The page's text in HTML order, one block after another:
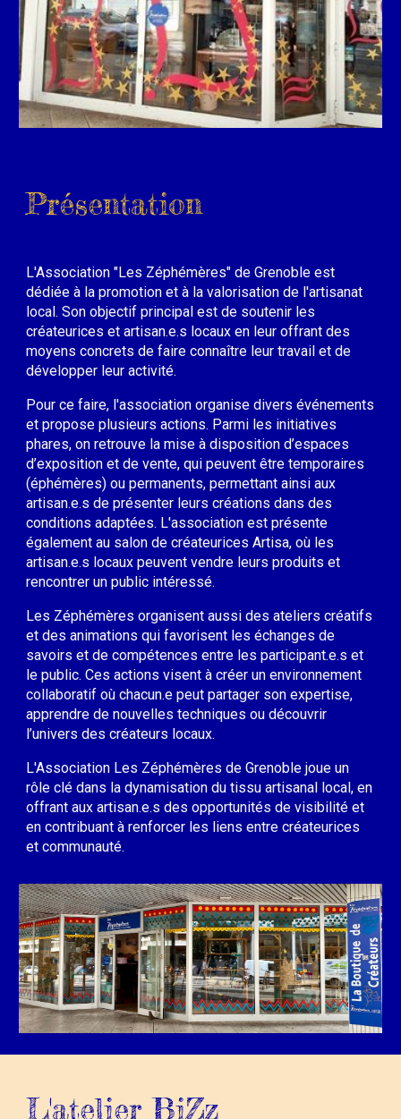
Présentation
L'Association "Les Zéphémères" de Grenoble est
dédiée à la promotion et à la valorisation de l'artisanat
local. Son objectif principal est de soutenir les
créateurices et artisan.e.s locaux en leur offrant des
moyens concrets de faire connaître leur travail et de
développer leur activité.
Pour ce faire, l'association organise divers événements
et propose plusieurs actions. Parmi les initiatives
phares, on retrouve la mise à disposition d’espaces
d’exposition et de vente, qui peuvent être temporaires
(éphémères) ou permanents, permettant ainsi aux
artisan.e.s de présenter leurs créations dans des
conditions adaptées. L'associationest présente
égalementau salon de créateurices Artisa, où les
artisan.e.s locaux peuvent vendre leurs produits et
rencontrer un public intéressé.
Les Zéphémères organisent aussi des ateliers créatifs
et des animations qui favorisent les échanges de
savoirs et de compétences entre les participant.e.s et
le public. Ces actions visent à créer un environnement
collaboratif où chacun.e peut partager son expertise,
apprendre de nouvelles techniques ou découvrir
l’univers des créateurs locaux.
L'Association Les Zéphémères de Grenoble joue un
rôle clé dans la dynamisation du tissu artisanal local, en
offrant aux artisan.e.s des opportunités de visibilité et
en contribuant à renforcer les liens entre créateurices
et communauté.
L'atelier BiZz